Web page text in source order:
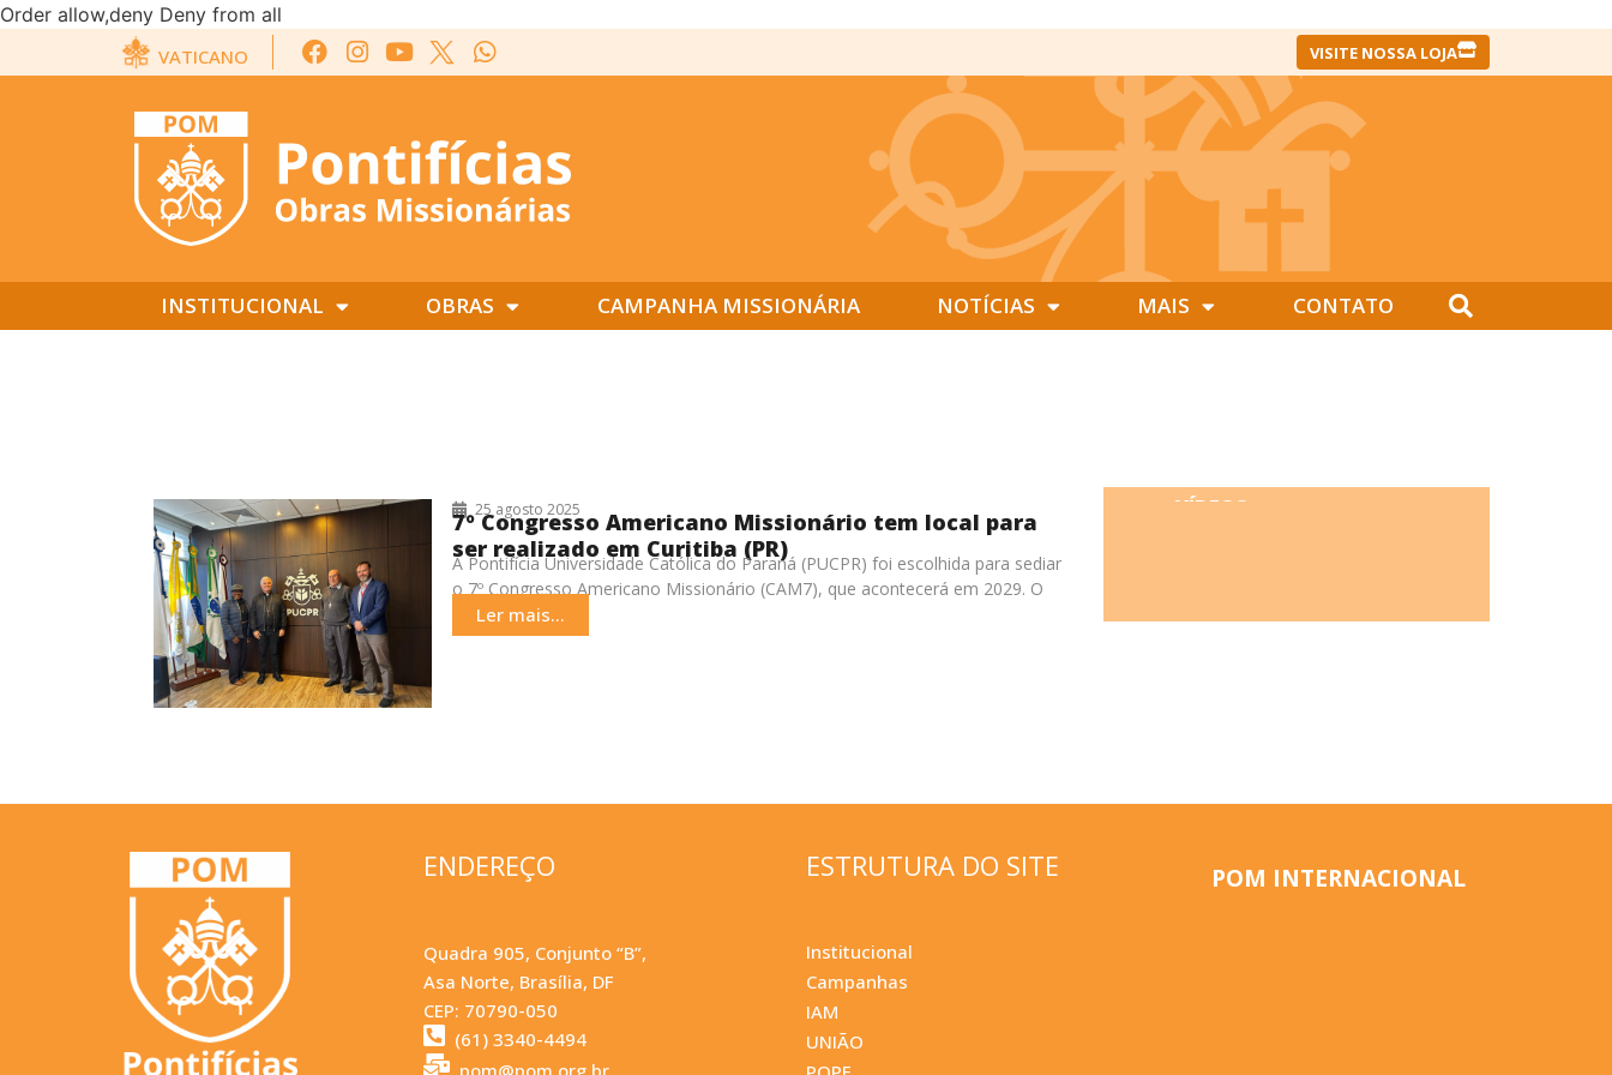
Order allow,deny Deny from all
VATICANO
VISITE NOSSA LOJA
INSTITUCIONAL OBRAS CAMPANHA MISSIONÁRIA NOTÍCIAS MAIS CONTATO
25 agosto 2025
7º Congresso Americano Missionário tem local para
ser realizado em Curitiba (PR)
A Pontifícia Universidade Católica do Paraná (PUCPR) foi escolhida para sediar
o 7º Congresso Americano Missionário (CAM7), que acontecerá em 2029. O
anúncio foi
Ler mais...
VÍDEOS
ENDEREÇO
Quadra 905, Conjunto “B”,
Asa Norte, Brasília, DF
CEP: 70790-050
(61) 3340-4494
pom@pom.org.br
ESTRUTURA DO SITE
Institucional
Campanhas
IAM
UNIÃO
POM INTERNACIONAL